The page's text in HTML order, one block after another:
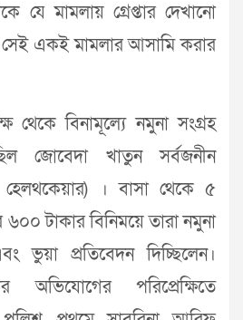
যে মামলায় গ্রেপ্তার দেখানো
সেই একই মামলার আসামি করার
থেকে বিনামূল্যে নমুনা সংগ্রহ
জোবেদা খাতুন সর্বজনীন
হেলথকেয়ার) । বাসা থেকে ৫
টাকার বিনিময়ে তারা নমুনা
ভুয়া প্রতিবেদন দিচ্ছিলেন।
পরিপ্রেক্ষিতে